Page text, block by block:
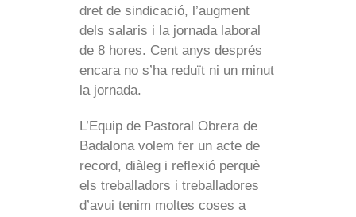
dret de sindicació, l’augment
dels salaris i la jornada laboral
de 8 hores. Cent anys després
encara no s’ha reduït ni un minut
la jornada.
L’Equip de Pastoral Obrera de
Badalona volem fer un acte de
record, diàleg i reflexió perquè
els treballadors i treballadores
d’avui tenim moltes coses a